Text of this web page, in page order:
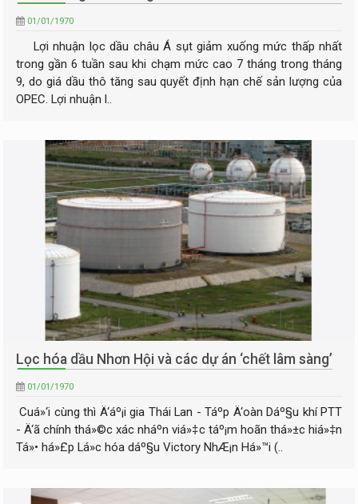
01/01/1970
Lợi nhuận lọc dầu châu Á sụt giảm xuống mức thấp nhất
trong gần 6 tuần sau khi chạm mức cao 7 tháng trong tháng
9, do giá dầu thô tăng sau quyết định hạn chế sản lượng của
OPEC. Lợi nhuận l..
Lọc hóa dầu Nhơn Hội và các dự án ‘chết lâm sàng’
01/01/1970
Cuá»‘i cùng thì Ä‘áº¡i gia Thái Lan - Táº­p Ä‘oàn Dáº§u khí PTT
- Ä‘ã chính thá»©c xác nháº­n viá»‡c táº¡m hoãn thá»±c hiá»‡n
Tá»• há»£p Lá»c hóa dáº§u Victory NhÆ¡n Há»™i (..